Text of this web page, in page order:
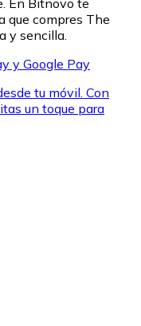
en tu tienda más
que compres The
y sencilla.
y Google Pay
tu móvil. Con
un toque para